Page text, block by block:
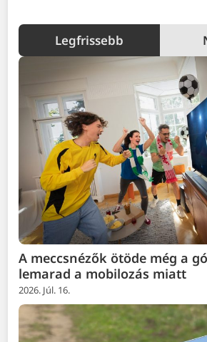
Legfrissebb
A meccsnézők ötöde még a
lemarad a mobilozás miatt
2026. Júl. 16.